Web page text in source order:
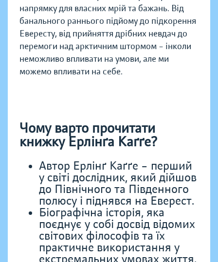
напрямку для власних мрій та бажань. Від
банального раннього підйому до підкорення
Евересту, від прийняття дрібних невдач до
перемоги над арктичним штормом – інколи
неможливо впливати на умови, але ми
можемо впливати на себе.
Чому варто прочитати
книжку Ерлінґа Каґґе?
Автор Ерлінґ Каґґе – перший
у світі дослідник, який дійшов
до Північного та Південного
полюсу і піднявся на Еверест.
Біографічна історія, яка
поєднує у собі досвід відомих
світових філософів та їх
практичне використання у